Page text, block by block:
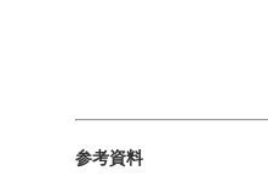
参考資料